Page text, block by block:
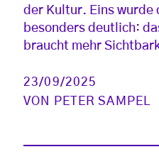
der Kultur. Eins wurde
besonders deutlich:
braucht mehr
23/09/2025
VON
PETER SAMPEL